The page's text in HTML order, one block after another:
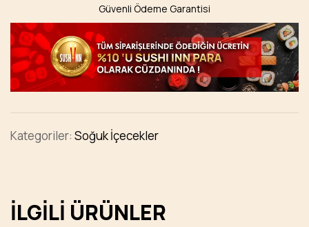
Güvenli Ödeme Garantisi
Kategoriler: Soğuk İçecekler
İLGILI ÜRÜNLER